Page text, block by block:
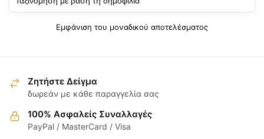
Οι
μπορούν
στη
σελίδα
προϊόντος
Εμφάνιση του μοναδικού αποτελέσματος
Ζητήστε Δείγμα
δωρεάν με κάθε παραγγελία σας
100% Ασφαλείς Συναλλαγές
PayPal / MasterCard / Visa